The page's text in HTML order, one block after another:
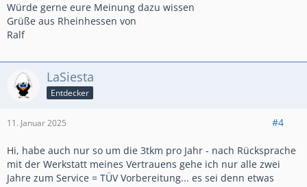
Würde gerne eure Meinung dazu wissen
Grüße aus Rheinhessen von
Ralf
LaSiesta
Entdecker
11. Januar 2025 #4
Hi, habe auch nur so um die 3tkm pro Jahr - nach Rücksprache
mit der Werkstatt meines Vertrauens gehe ich nur alle zwei
Jahre zum Service = TÜV Vorbereitung... es sei denn etwas